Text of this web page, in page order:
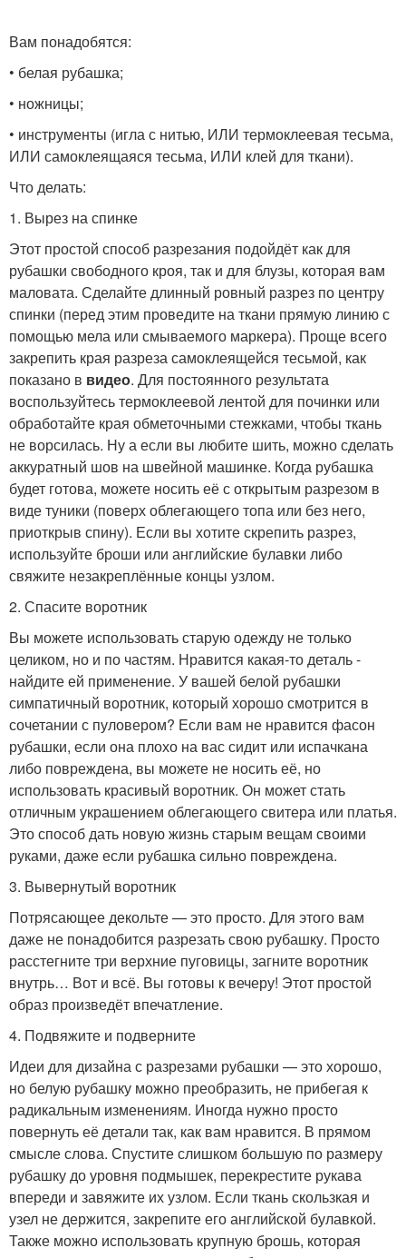
Вам понадобятся:
• белая рубашка;
• ножницы;
• инструменты (игла с нитью, ИЛИ термоклеевая тесьма,
ИЛИ самоклеящаяся тесьма, ИЛИ клей для ткани).
Что делать:
1. Вырез на спинке
Этот простой способ разрезания подойдёт как для
рубашки свободного кроя, так и для блузы, которая вам
маловата. Сделайте длинный ровный разрез по центру
спинки (перед этим проведите на ткани прямую линию с
помощью мела или смываемого маркера). Проще всего
закрепить края разреза самоклеящейся тесьмой, как
показано в видео. Для постоянного результата
воспользуйтесь термоклеевой лентой для починки или
обработайте края обметочными стежками, чтобы ткань
не ворсилась. Ну а если вы любите шить, можно сделать
аккуратный шов на швейной машинке. Когда рубашка
будет готова, можете носить её с открытым разрезом в
виде туники (поверх облегающего топа или без него,
приоткрыв спину). Если вы хотите скрепить разрез,
используйте броши или английские булавки либо
свяжите незакреплённые концы узлом.
2. Спасите воротник
Вы можете использовать старую одежду не только
целиком, но и по частям. Нравится какая-то деталь -
найдите ей применение. У вашей белой рубашки
симпатичный воротник, который хорошо смотрится в
сочетании с пуловером? Если вам не нравится фасон
рубашки, если она плохо на вас сидит или испачкана
либо повреждена, вы можете не носить её, но
использовать красивый воротник. Он может стать
отличным украшением облегающего свитера или платья.
Это способ дать новую жизнь старым вещам своими
руками, даже если рубашка сильно повреждена.
3. Вывернутый воротник
Потрясающее декольте — это просто. Для этого вам
даже не понадобится разрезать свою рубашку. Просто
расстегните три верхние пуговицы, загните воротник
внутрь… Вот и всё. Вы готовы к вечеру! Этот простой
образ произведёт впечатление.
4. Подвяжите и подверните
Идеи для дизайна с разрезами рубашки — это хорошо,
но белую рубашку можно преобразить, не прибегая к
радикальным изменениям. Иногда нужно просто
повернуть её детали так, как вам нравится. В прямом
смысле слова. Спустите слишком большую по размеру
рубашку до уровня подмышек, перекрестите рукава
впереди и завяжите их узлом. Если ткань скользкая и
узел не держится, закрепите его английской булавкой.
Также можно использовать крупную брошь, которая